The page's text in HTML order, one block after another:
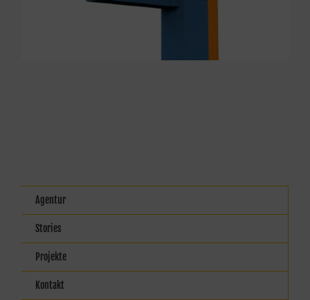
Agentur
Stories
Projekte
Kontakt